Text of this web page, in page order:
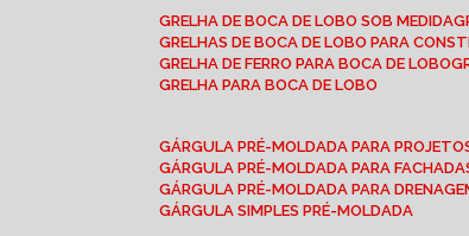
GRELHA DE BOCA DE LOBO SOB MEDIDA
GRELHAS DE BOCA DE LOBO PARA
GRELHA DE FERRO PARA BOCA DE LOBO
GRELHA PARA BOCA DE LOBO
GÁRGULA PRÉ-MOLDADA PARA
GÁRGULA PRÉ-MOLDADA PARA
GÁRGULA PRÉ-MOLDADA PARA
GÁRGULA SIMPLES PRÉ-MOLDADA